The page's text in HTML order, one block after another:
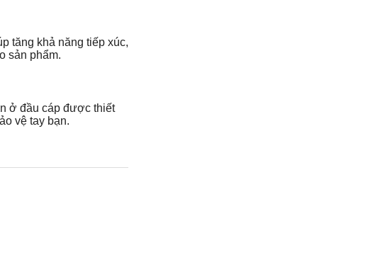
tăng khả năng tiếp xúc,
sản phẩm.
ở đầu cáp được thiết
vệ tay bạn.